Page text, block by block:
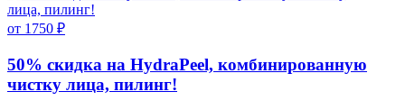
от 1750 ₽
50% скидка на HydraPeel, комбинированную
чистку лица, пилинг!